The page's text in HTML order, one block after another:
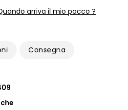
arriva il mio pacco ?
Consegna